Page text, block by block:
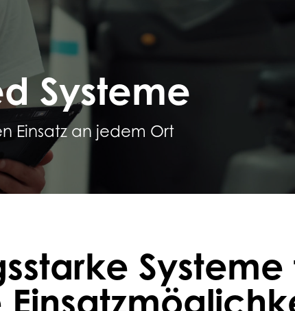
Systeme
Einsatz an jedem Ort
Systeme